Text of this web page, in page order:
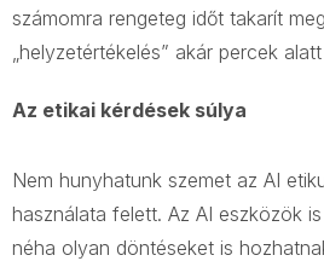
számomra rengeteg időt takarít
„helyzetértékelés” akár percek
Az etikai kérdések súlya
Nem hunyhatunk szemet az AI
használata felett. Az AI eszközök
néha olyan döntéseket is